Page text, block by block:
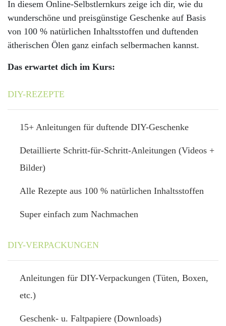
In diesem Online-Selbstlernkurs zeige ich dir, wie du
wunderschöne und preisgünstige Geschenke auf Basis
von 100 % natürlichen Inhaltsstoffen und duftenden
ätherischen Ölen ganz einfach selbermachen kannst.
Das erwartet dich im Kurs:
DIY-REZEPTE
15+ Anleitungen für duftende DIY-Geschenke
Detaillierte Schritt-für-Schritt-Anleitungen (Videos +
Bilder)
Alle Rezepte aus 100 % natürlichen Inhaltsstoffen
Super einfach zum Nachmachen
DIY-VERPACKUNGEN
Anleitungen für DIY-Verpackungen (Tüten, Boxen,
etc.)
Geschenk- u. Faltpapiere (Downloads)